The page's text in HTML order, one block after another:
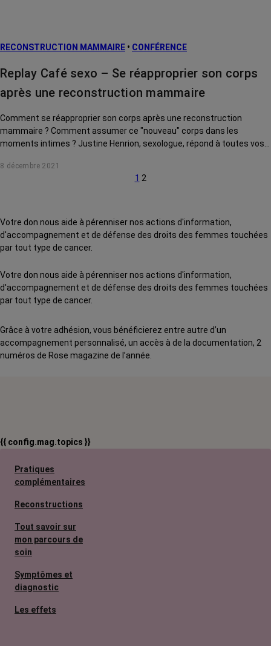
RECONSTRUCTION MAMMAIRE • CONFÉRENCE
Replay Café sexo – Se réapproprier son corps
après une reconstruction mammaire
Comment se réapproprier son corps après une reconstruction
mammaire ? Comment assumer ce "nouveau" corps dans les
moments intimes ? Justine Henrion, sexologue, répond à toutes vos
8 décembre 2021
1 2
Votre don nous aide à pérenniser nos actions d'information,
d'accompagnement et de défense des droits des femmes touchées
par tout type de cancer.
Votre don nous aide à pérenniser nos actions d'information,
d'accompagnement et de défense des droits des femmes touchées
par tout type de cancer.
Grâce à votre adhésion, vous bénéficierez entre autre d’un
accompagnement personnalisé, un accès à de la documentation, 2
numéros de Rose magazine de l’année.
{{ config.mag.topics }}
Pratiques
complémentaires
Reconstructions
Tout savoir sur
mon parcours de
soin
Symptômes et
diagnostic
Les effets